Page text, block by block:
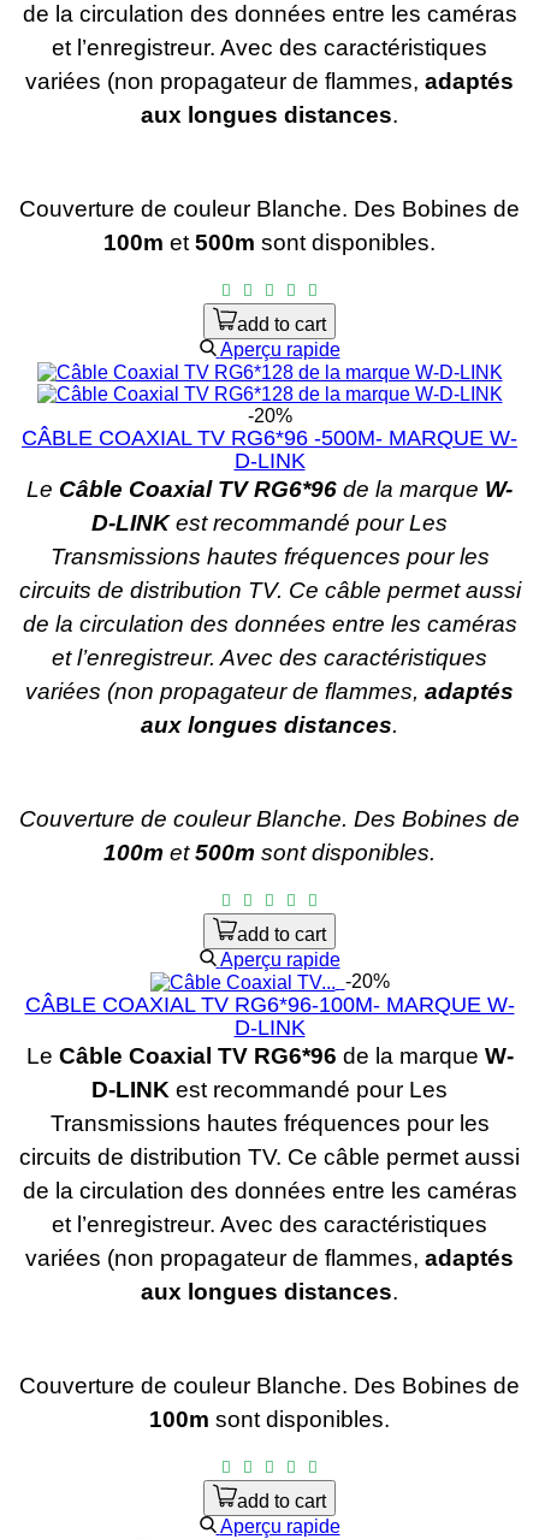
de la circulation des données entre les caméras
et l’enregistreur. Avec des caractéristiques
variées (non propagateur de flammes, adaptés
aux longues distances.
Couverture de couleur Blanche. Des Bobines de
100m et 500m sont disponibles.
add to cart
Aperçu rapide
-20%
CÂBLE COAXIAL TV RG6*96 -500M- MARQUE W-
D-LINK
Le Câble Coaxial TV RG6*96 de la marque W-
D-LINKest recommandé pour Les
Transmissions hautes fréquences pour les
circuits de distribution TV. Ce câble permet aussi
de la circulation des données entre les caméras
et l’enregistreur. Avec des caractéristiques
variées (non propagateur de flammes, adaptés
aux longues distances.
Couverture de couleur Blanche. Des Bobines de
100m et500m sont disponibles.
add to cart
Aperçu rapide
-20%
CÂBLE COAXIAL TV RG6*96-100M- MARQUE W-
D-LINK
Le Câble Coaxial TV RG6*96 de la marque W-
D-LINK est recommandé pour Les
Transmissions hautes fréquences pour les
circuits de distribution TV. Ce câble permet aussi
de la circulation des données entre les caméras
et l’enregistreur. Avec des caractéristiques
variées (non propagateur de flammes, adaptés
aux longues distances.
Couverture de couleur Blanche. Des Bobines de
100m sont disponibles.
add to cart
Aperçu rapide